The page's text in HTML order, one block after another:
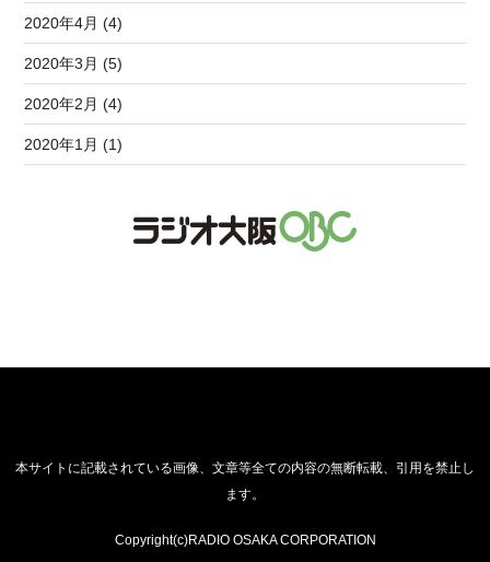
2020年4月 (4)
2020年3月 (5)
2020年2月 (4)
2020年1月 (1)
本サイトに記載されている画像、文章等全ての内容の無断転載、引用を禁止し
ます。
Copyright(c)RADIO OSAKA CORPORATION